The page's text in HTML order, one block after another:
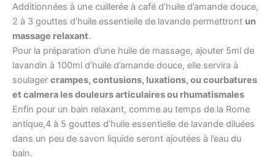
Additionnées à une cuillerée à café d’huile d’amande douce,
2 à 3 gouttes d’huile essentielle de lavande permettront un
massage relaxant.
Pour la préparation d’une huile de massage, ajouter 5ml de
lavandin à 100ml d’huile d’amande douce, elle servira à
soulager crampes, contusions, luxations, ou courbatures
et calmera les douleurs articulaires ou rhumatismales
Enfin pour un bain relaxant, comme au temps de la Rome
antique,4 à 5 gouttes d’huile essentielle de lavande diluées
dans un peu de savon liquide seront ajoutées à l’eau du
bain.